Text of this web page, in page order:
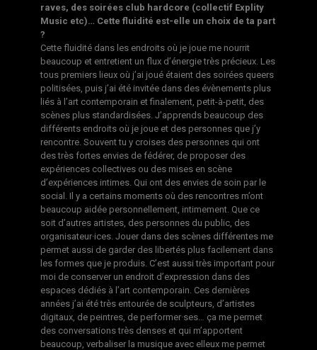
raves, des soirées club hardcore (collectif Explity
Music etc)… Cette fluidité est-elle un choix de ta part
?
Cette fluidité dans les endroits où je joue me nourrit
beaucoup et entretient un flux d’énergie très précieux. Les
tous premiers lieux où j’ai joué étaient des soirées queers
politisées, puis j’ai été invitée dans des évènements plus
liés à l’art contemporain et finalement, petit-à-petit, des
scènes plus standardisées. J’apprends beaucoup des
différents endroits où je joue et des personnes que j’y
rencontre. Souvent tu y croises des personnes qui ont
des très fortes envies de fédérer, de proposer des
expériences collectives ou des mises en scène
d’expériences intimes. Qui ont des envies de soin par le
social. Il y a certains moments où des rencontres m’ont
beaucoup aidée personnellement, intimement. Que ce
soit d’autres artistes, des personnes du public, des
organisateur·ices. Jouer dans des scènes différentes me
permet aussi de garder des libertés plus facilement dans
les formes que je produis. C’est aussi très important pour
moi de conserver un endroit d’expression dans des
espaces dédiés à l’art contemporain. Ces dernières
années j’ai été très entourée de sculpteurs, d’artistes
digitaux, de peintres, de performer·ses… ça me permet
des conversations très denses et qui m’apportent
beaucoup, verbaliser la musique avec elleux me permet